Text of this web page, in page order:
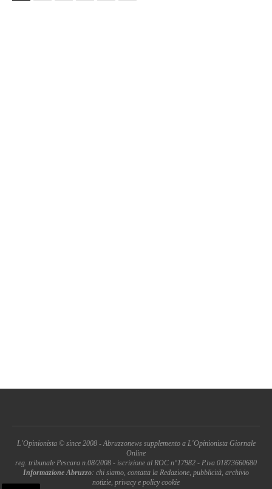
L'Opinionista © since 2008 - Abruzzonews supplemento a L'Opinionista Giornale
Online
reg. tribunale Pescara n.08/2008 - iscrizione al ROC n°17982 - P.iva 01873660680
Informazione Abruzzo: chi siamo, contatta la Redazione, pubblicità, archivio
notizie, privacy e policy cookie